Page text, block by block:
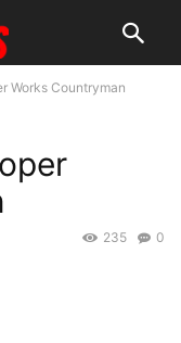
Works Countryman
0
235